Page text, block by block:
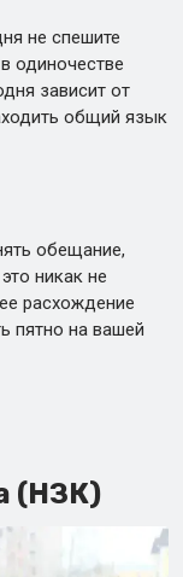
не спешите
одиночестве
зависит от
общий язык
обещание,
никак не
расхождение
пятно на вашей
(НЗК)